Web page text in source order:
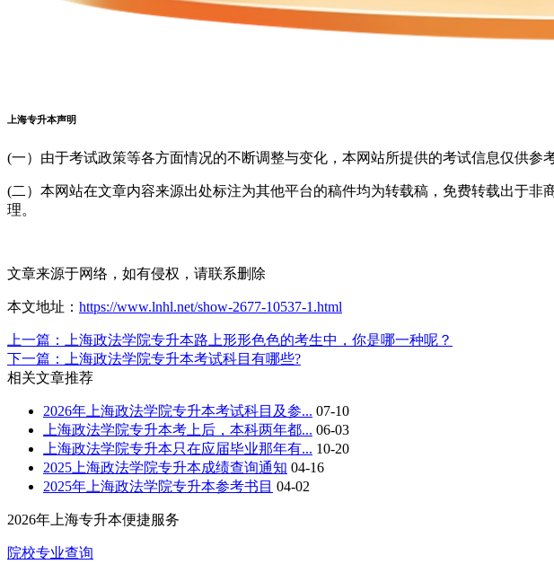
上海专升本声明
(一）由于考试政策等各方面情况的不断调整与变化，本网站所提供的考试信息仅供参
(二）本网站在文章内容来源出处标注为其他平台的稿件均为转载稿，免费转载出于
理。
文章来源于网络，如有侵权，请联系删除
本文地址： https://www.lnhl.net/show-2677-10537-1.html
上一篇：上海政法学院专升本路上形形色色的考生中，你是哪一种呢？
下一篇：上海政法学院专升本考试科目有哪些?
相关文章推荐
2026年上海政法学院专升本考试科目及参... 07-10
上海政法学院专升本考上后，本科两年都... 06-03
上海政法学院专升本只在应届毕业那年有... 10-20
2025上海政法学院专升本成绩查询通知 04-16
2025年上海政法学院专升本参考书目 04-02
2026年 上海专升本便捷服务
院校专业查询